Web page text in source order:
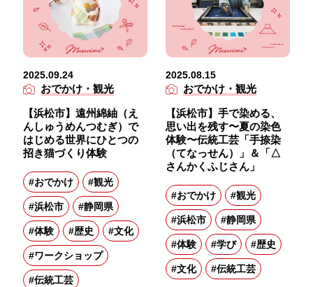
2025.09.24
おでかけ・観光
【浜松市】遠州綿紬（え
んしゅうめんつむぎ）で
はじめる世界にひとつの
招き猫づくり体験
#おでかけ #観光
#浜松市 #静岡県
#体験 #歴史 #文化
#ワークショップ
#伝統工芸
2025.08.15
おでかけ・観光
【浜松市】手で染める、
思い出を残す〜夏の染色
体験〜伝統工芸「手捺染
（てなっせん）」＆「△
さんかくふじさん」
#おでかけ #観光
#浜松市 #静岡県
#体験 #学び #歴史
#文化 #伝統工芸